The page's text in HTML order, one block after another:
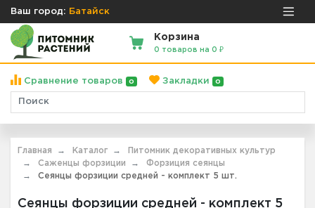
Ваш город: Батайск
Корзина
0 товаров на 0 ₽
Сравнение товаров 0 Закладки 0
Главная Каталог
Питомник декоративных культур
Саженцы форзиции
Форзиция сеянцы
Сеянцы форзиции средней - комплект 5 шт.
Сеянцы форзиции средней - комплект 5